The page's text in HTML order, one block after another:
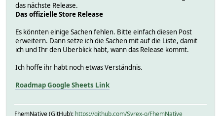
das nächste Release.
Das offizielle Store Release
Es könnten einige Sachen fehlen. Bitte einfach diesen Post
erweitern. Dann setze ich die Sachen mit auf die Liste, damit
ich und Ihr den Überblick habt, wann das Release kommt.
Ich hoffe ihr habt noch etwas Verständnis.
Roadmap Google Sheets Link
FhemNative (GitHub): https://github.com/Syrex-o/FhemNative